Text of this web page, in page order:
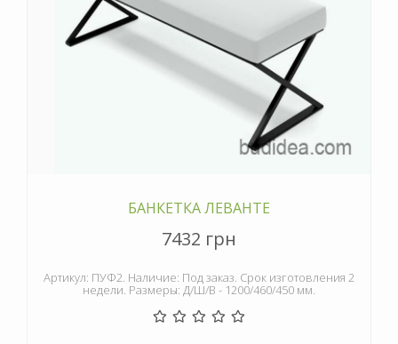
БАНКЕТКА ЛЕВАНТЕ
7432 грн
Артикул: ПУФ2. Наличие: Под заказ. Срок изготовления 2
недели. Размеры: Д/Ш/В - 1200/460/450 мм.